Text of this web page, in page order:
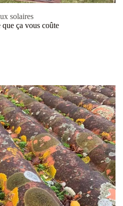
solaires
que ça vous coûte